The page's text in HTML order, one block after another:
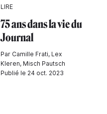
LIRE
75 ans dans la vie du
Journal
Par Camille Frati, Lex
Kleren, Misch Pautsch
Publié le 24 oct. 2023